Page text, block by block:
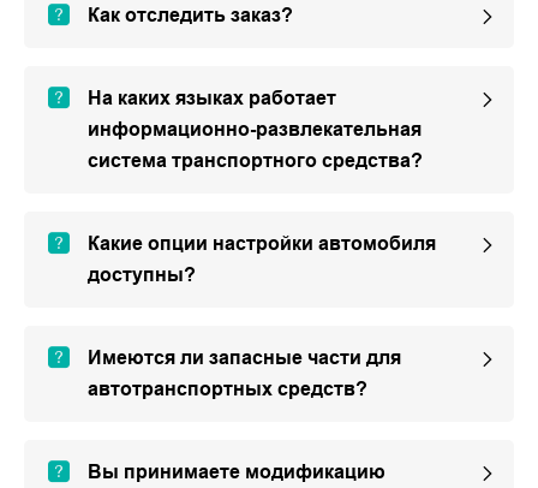
Как отследить заказ?
На каких языках работает
информационно-развлекательная
система транспортного средства?
Какие опции настройки автомобиля
доступны?
Имеются ли запасные части для
автотранспортных средств?
Вы принимаете модификацию